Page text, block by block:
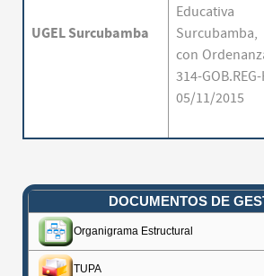
UGEL Surcubamba
con
314-
05/11/2015
DOCUMENTOS DE
Organigrama Estructural
TUPA